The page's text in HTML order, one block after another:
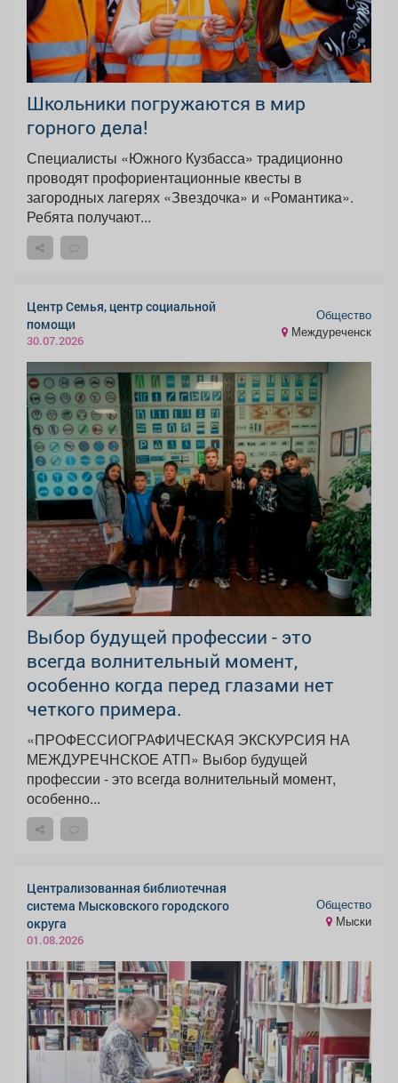
Школьники погружаются в мир
горного дела! ️
Специалисты «Южного Кузбасса» традиционно
проводят профориентационные квесты в
загородных лагерях «Звездочка» и «Романтика».
Ребята получают...
Центр Семья, центр социальной
помощи
30.07.2026
Общество
Междуреченск
Выбор будущей профессии - это
всегда волнительный момент,
особенно когда перед глазами нет
четкого примера.
«ПРОФЕССИОГРАФИЧЕСКАЯ ЭКСКУРСИЯ НА
МЕЖДУРЕЧНСКОЕ АТП» Выбор будущей
профессии - это всегда волнительный момент,
особенно...
Централизованная библиотечная
система Мысковского городского
округа
01.08.2026
Общество
Мыски